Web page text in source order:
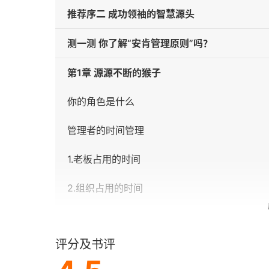
推荐序二 成功领袖的智慧源头
测一测 你了解“安肯管理原则”吗？
第1章 源源不断的猴子
你的角色是什么
管理者的时间管理
1.老板占用的时间
2.组织占用的时间
4.外界占用的时间
评分及书评